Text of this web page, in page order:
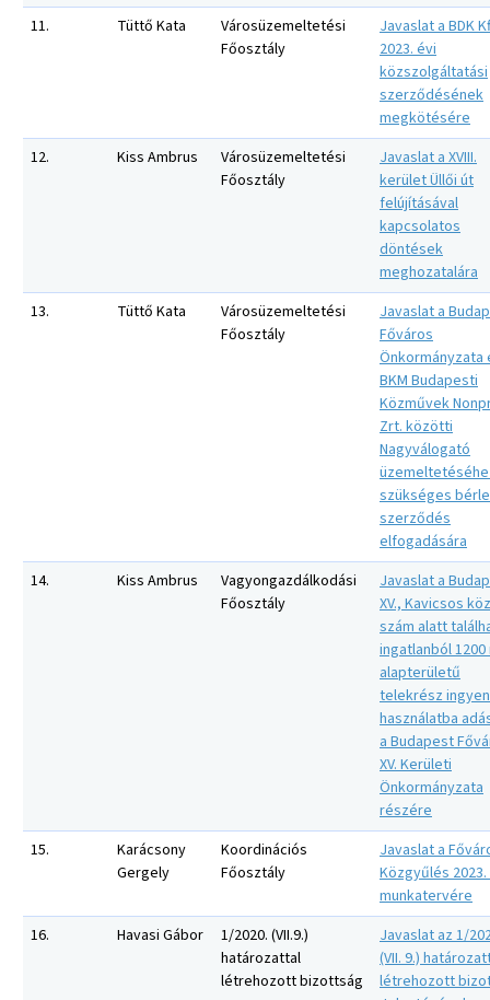
11.
Tüttő Kata
Városüzemeltetési
Főosztály
Javaslat a BDK
2023. évi
közszolgáltatási
szerződésének
megkötésére
12.
Kiss Ambrus
Városüzemeltetési
Főosztály
Javaslat a XVIII.
kerület Üllői út
felújításával
kapcsolatos
döntések
meghozatalára
13.
Tüttő Kata
Városüzemeltetési
Főosztály
Javaslat a
Főváros
Önkormányzata
BKM Budapesti
Közművek
Zrt. közötti
Nagyválogató
szükséges
szerződés
elfogadására
14.
Kiss Ambrus
Vagyongazdálkodási
Főosztály
Javaslat a
XV., Kavicsos
szám alatt
ingatlanból 1200
alapterületű
telekrész
használatba
a Budapest
XV. Kerületi
Önkormányzata
részére
15.
Karácsony
Gergely
Koordinációs
Főosztály
Javaslat a
Közgyűlés
munkatervére
16.
Havasi Gábor
1/2020. (VII.9.)
határozattal
létrehozott bizottság
Javaslat az 1/
(VII. 9.)
létrehozott